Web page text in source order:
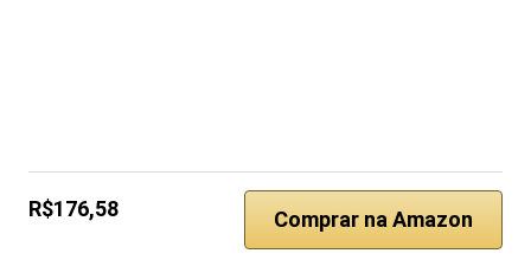
R$176,58 Comprar na Amazon